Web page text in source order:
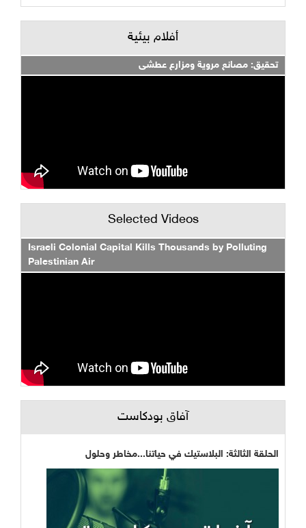
أفلام بيئية
تحقيق: مصانع مروية ومزارع عطشى
Selected Videos
Israeli Colonial Capital Kills Thousands by Polluting
Palestinian Air
آفاق بودكاست
الحلقة الثالثة: البلاستيك في حياتنا...مخاطر وحلول